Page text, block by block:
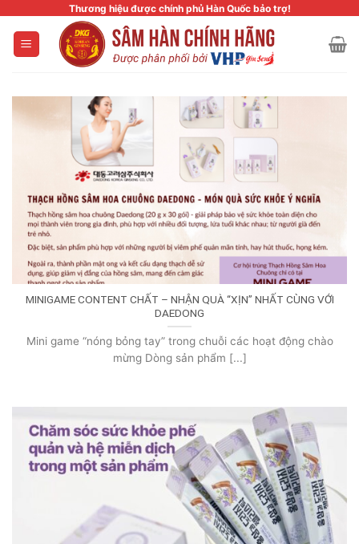
content
Thương hiệu được chính phủ Hàn Quốc bảo trợ!
MINIGAME CONTENT CHẤT – NHẬN QUÀ “XỊN” NHẤT CÙNG VỚI
DAEDONG
Mini game “nóng bỏng tay” trong chuỗi các hoạt động chào
mừng Dòng sản phẩm [...]